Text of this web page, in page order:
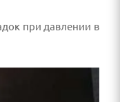
при давлении в